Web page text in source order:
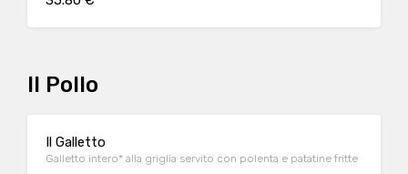
Il Pollo
Il Galletto
Galletto intero* alla griglia servito con polenta e patatine fritte